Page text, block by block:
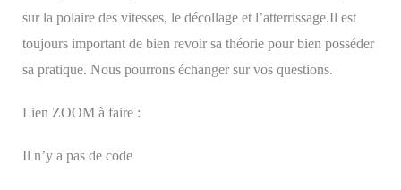
sur la polaire des vitesses, le décollage et l’atterrissage.Il est
toujours important de bien revoir sa théorie pour bien posséder
sa pratique. Nous pourrons échanger sur vos questions.
Lien ZOOM à faire :
Il n’y a pas de code